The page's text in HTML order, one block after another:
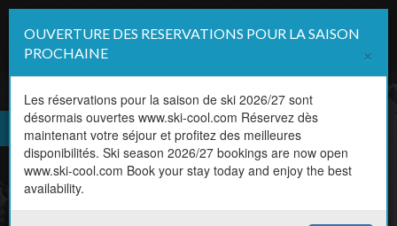
FR
EN Horaire, niveau, discipline,
prix
Réservez votre cours en ligne
OUVERTURE DES RESERVATIONS POUR LA SAISON
PROCHAINE
×
Les réservations pour la saison de ski 2026/27 sont
désormais ouvertes www.ski-cool.com Réservez dès
maintenant votre séjour et profitez des meilleures
disponibilités. Ski season 2026/27 bookings are now open
www.ski-cool.com Book your stay today and enjoy the best
availability.